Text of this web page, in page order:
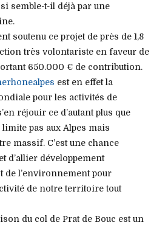
semble-t-il déjà par une
soutenu ce projet de près de 1,8
très volontariste en faveur de
650.000 € de contribution.
est en effet la
pour les activités de
réjouir ce d’autant plus que
pas aux Alpes mais
massif. C’est une chance
d’allier développement
de l’environnement pour
de notre territoire tout
du col de Prat de Bouc est un